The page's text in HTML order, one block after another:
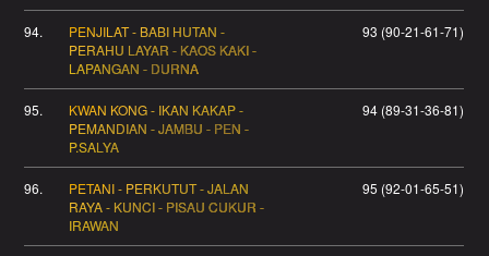
94.
PENJILAT - BABI HUTAN -
PERAHU LAYAR - KAOS KAKI -
LAPANGAN - DURNA
93 (90-21-61-71)
95.
KWAN KONG - IKAN KAKAP -
PEMANDIAN - JAMBU - PEN -
P.SALYA
94 (89-31-36-81)
96.
PETANI - PERKUTUT - JALAN
RAYA - KUNCI - PISAU CUKUR -
IRAWAN
95 (92-01-65-51)